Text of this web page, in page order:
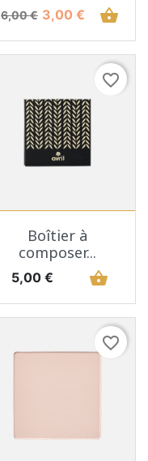
Prix de base
6,00 € Prix
3,00 € shopping_basket
favorite_border
Boîtier à
composer...
Prix
5,00 € shopping_basket
favorite_border